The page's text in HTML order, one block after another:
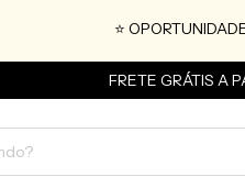
⭐
FRETE GRÁTIS A